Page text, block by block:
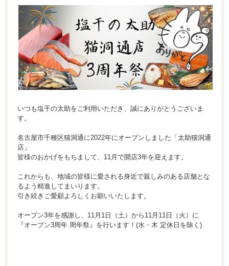
いつも塩干の太助をご利用いただき、誠にありがとうございま
す。
名古屋市千種区猫洞通に2022年にオープンしました「太助猫洞通
店」
皆様のおかげをもちまして、11月で開店3年を迎えます。
これからも、地域の皆様に愛される身近で親しみのある店舗とな
るよう精進してまいります。
引き続きご愛顧よろしくお願いいたします。
オープン3年を感謝し、11月1日（土）から11月11日（火）に
『オープン3周年 周年祭』を行います！(水・木 定休日を除く)